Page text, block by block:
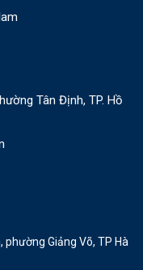
Tân Định, TP. Hồ
phường Giảng Võ, TP Hà